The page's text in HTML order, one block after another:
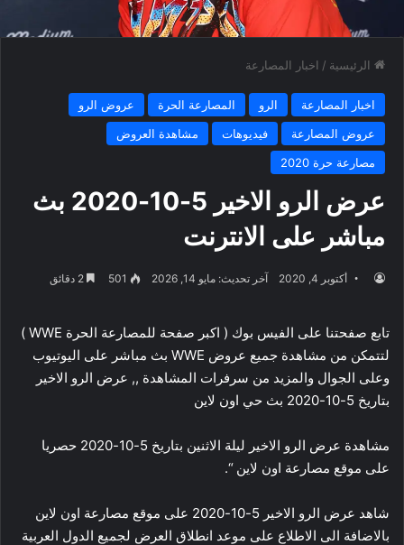
الرئيسية / اخبار المصارعة
اخبار المصارعة الرو المصارعة الحرة
عروض الرو
عروض المصارعة
فيديوهات
مشاهدة العروض
مصارعة حرة 2020
عرض الرو الاخير 5-10-2020 بث
مباشر على الانترنت
أكتوبر 4, 2020 آخر تحديث: مايو 14, 2026 501
تابع صفحتنا على الفيس بوك ( اكبر صفحة للمصارعة الحرة WWE )
لتتمكن من مشاهدة جميع عروض WWE بث مباشر على اليوتيوب
وعلى الجوال والمزيد من سرفرات المشاهدة ,, عرض الرو الاخير
بتاريخ 5-10-2020 بث حي اون لاين
مشاهدة عرض الرو الاخير ليلة الاثنين بتاريخ 5-10-2020 حصريا
على موقع مصارعة اون لاين “.
شاهد عرض الرو الاخير 5-10-2020 على موقع مصارعة اون لاين
بالاضافة الى الاطلاع على موعد انطلاق العرض لجميع الدول العربية